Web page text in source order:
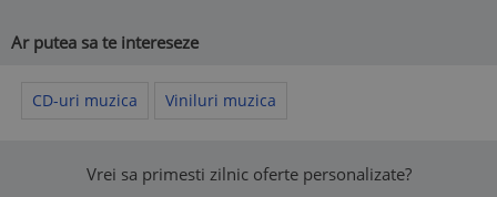
Ar putea sa te intereseze
CD-uri muzica Viniluri muzica
Vrei sa primesti zilnic oferte personalizate?